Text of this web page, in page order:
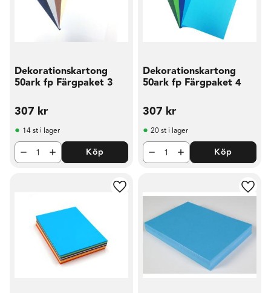
Dekorationskartong
50ark fp Färgpaket 3
307 kr
14 st i lager
Köp
Dekorationskartong
50ark fp Färgpaket 4
307 kr
20 st i lager
Köp
Lägg till i favoriter